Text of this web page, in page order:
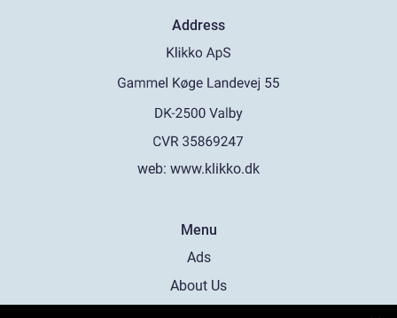
Address
web: www.klikko.dk
Menu
Ads
About Us